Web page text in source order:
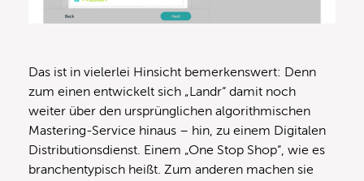
Das ist in vielerlei Hinsicht bemerkenswert: Denn
zum einen entwickelt sich „Landr“ damit noch
weiter über den ursprünglichen algorithmischen
Mastering-Service hinaus – hin, zu einem Digitalen
Distributionsdienst. Einem „One Stop Shop“, wie es
branchentypisch heißt. Zum anderen machen sie